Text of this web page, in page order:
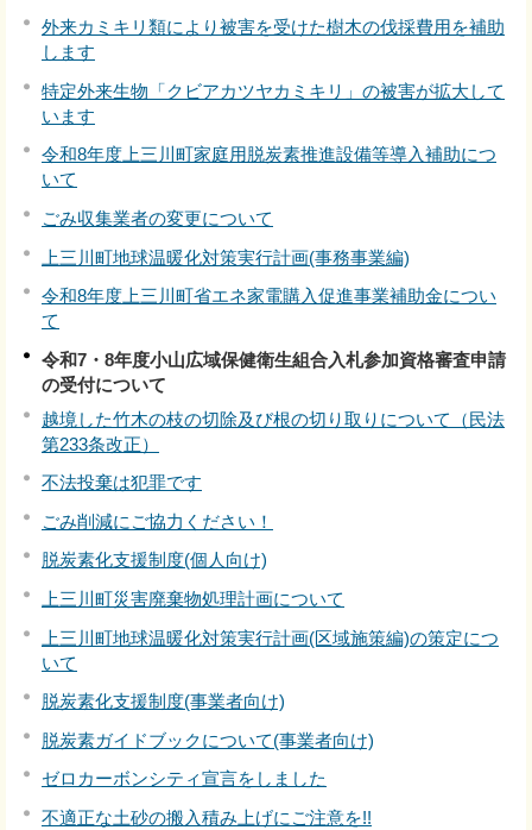
外来カミキリ類により被害を受けた樹木の伐採費用を補助
します
特定外来生物「クビアカツヤカミキリ」の被害が拡大して
います
令和8年度上三川町家庭用脱炭素推進設備等導入補助につ
いて
ごみ収集業者の変更について
上三川町地球温暖化対策実行計画(事務事業編)
令和8年度上三川町省エネ家電購入促進事業補助金につい
て
令和7・8年度小山広域保健衛生組合入札参加資格審査申請
の受付について
越境した竹木の枝の切除及び根の切り取りについて（民法
第233条改正）
不法投棄は犯罪です
ごみ削減にご協力ください！
脱炭素化支援制度(個人向け)
上三川町災害廃棄物処理計画について
上三川町地球温暖化対策実行計画(区域施策編)の策定につ
いて
脱炭素化支援制度(事業者向け)
脱炭素ガイドブックについて(事業者向け)
ゼロカーボンシティ宣言をしました
不適正な土砂の搬入積み上げにご注意を!!